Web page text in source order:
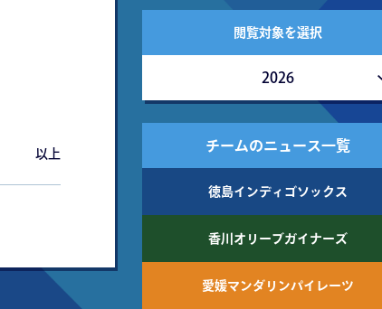
以上
閲覧対象を選択
2026
チームのニュース一覧
徳島インディゴソックス
香川オリーブガイナーズ
愛媛マンダリンパイレーツ